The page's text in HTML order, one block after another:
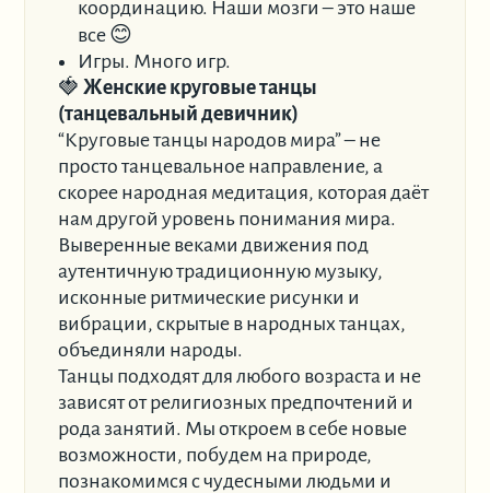
координацию. Наши мозги – это наше
все 😊
Игры. Много игр.
🍓Женские круговые танцы
(танцевальный девичник)
“Круговые танцы народов мира” – не
просто танцевальное направление, а
скорее народная медитация, которая даёт
нам другой уровень понимания мира.
Выверенные веками движения под
аутентичную традиционную музыку,
исконные ритмические рисунки и
вибрации, скрытые в народных танцах,
объединяли народы.
Танцы подходят для любого возраста и не
зависят от религиозных предпочтений и
рода занятий. Мы откроем в себе новые
возможности, побудем на природе,
познакомимся с чудесными людьми и